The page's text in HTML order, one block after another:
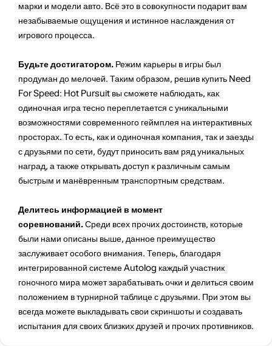
марки и модели авто. Всё это в совокупности подарит вам
незабываемые ощущения и истинное наслаждения от
игрового процесса.
Будьте достигатором. Режим карьеры в игры был
продуман до мелочей. Таким образом, решив купить Need
For Speed: Hot Pursuit вы сможете наблюдать, как
одиночная игра тесно переплетается с уникальными
возможностями современного геймплея на интерактивных
просторах. То есть, как и одиночная компания, так и заезды
с друзьями по сети, будут приносить вам ряд уникальных
наград, а также открывать доступ к различным самым
быстрым и манёвренным транспортным средствам.
Делитесь информацией в момент
соревнований.Среди всех прочих достоинств, которые
были нами описаны выше, данное преимущество
заслуживает особого внимания. Теперь, благодаря
интегрированной системе Autolog каждый участник
гоночного мира может зарабатывать очки и делиться своим
положением в турнирной таблице с друзьями. При этом вы
всегда можете выкладывать свои скриншоты и создавать
испытания для своих близких друзей и прочих противников.